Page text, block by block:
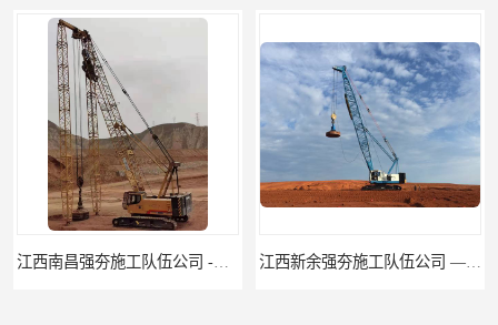
江西南昌强夯施工队伍公司 -湖南业峻强夯基础工程 江西新余强夯施工队伍公司 —业峻强夯基础工程